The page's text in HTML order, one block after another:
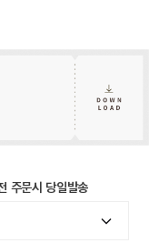
주문시 당일발송